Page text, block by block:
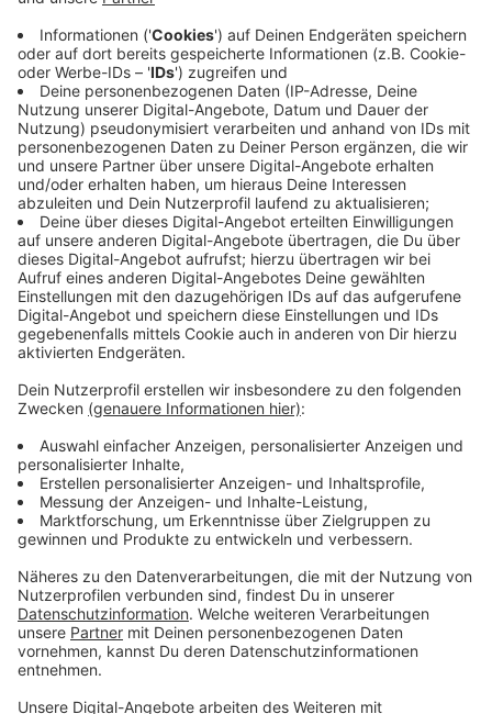
Anzeige
Das Rezept: "N.Y. Cheesecake"
Anzeige
Zutaten für den N.Y. Cheesecake
Für den Boden
200g Kekse, am besten Butterkekse
100g Butter
Für den Belag
200g Zucker
3 EL Speisestärke
600g Frischkäse
200g Magerquark
150g Sahne
1 Ei
2 EL Zitronensaft
Für den Guss
250g Schmand
2 EL Zucker